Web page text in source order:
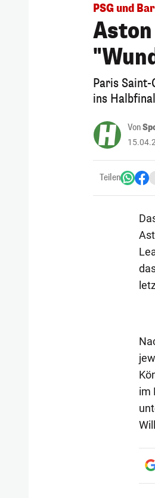
PSG und
Paris
ins
Von
Teilen
im